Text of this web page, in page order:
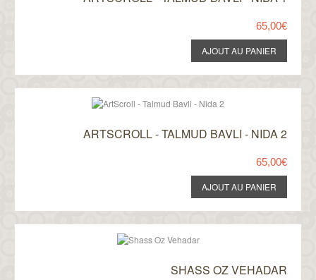
65,00€
ARTSCROLL - TALMUD BAVLI - NIDA 2
65,00€
SHASS OZ VEHADAR